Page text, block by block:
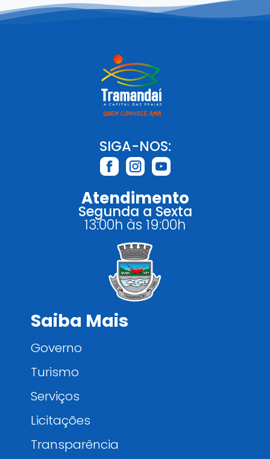
SIGA-NOS:
Atendimento
Segunda a Sexta
13:00h às 19:00h
Saiba Mais
Governo
Turismo
Serviços
Licitações
Transparência